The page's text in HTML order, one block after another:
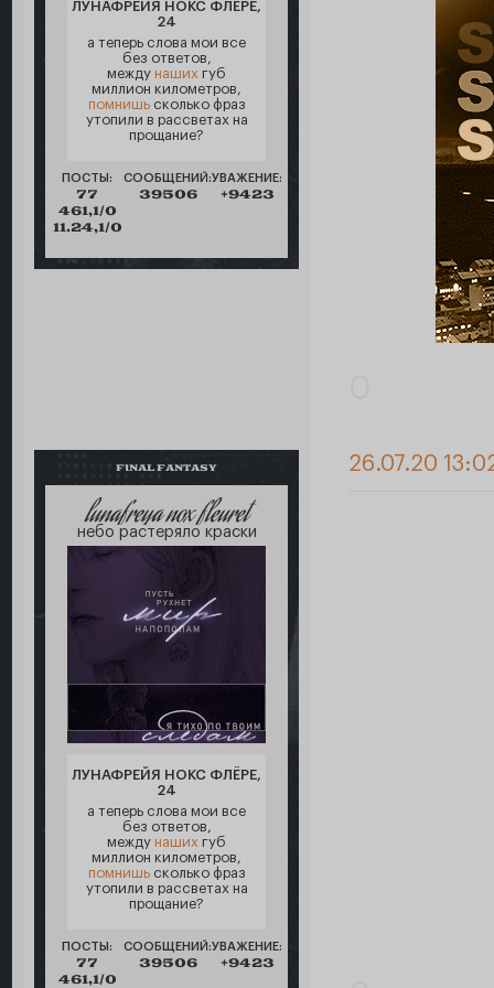
ЛУНАФРЕЙЯ НОКС ФЛЁРЕ,
24
а теперь слова мои все
без ответов,
между наших губ
миллион километров,
помнишьсколько фраз
утопили в рассветах на
прощание?
ПОСТЫ:
77
461,1/0
11.24,1/0
СООБЩЕНИЙ:
39506
УВАЖЕНИЕ:
+9423
FINAL FANTASY
lunafreya nox fleuret
небо растеряло краски
ЛУНАФРЕЙЯ НОКС ФЛЁРЕ,
24
а теперь слова мои все
без ответов,
между наших губ
миллион километров,
помнишьсколько фраз
утопили в рассветах на
прощание?
ПОСТЫ:
77
461,1/0
СООБЩЕНИЙ:
39506
УВАЖЕНИЕ:
+9423
26.07.20